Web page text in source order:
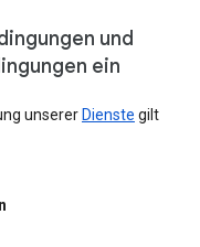
und
ein
unserer Dienste gilt